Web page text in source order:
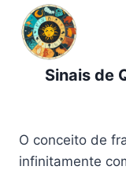
Pular
para
ConteúdoSinais de
O conceito de
infinitamente